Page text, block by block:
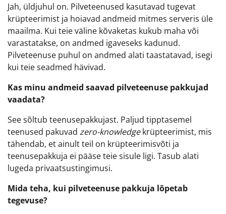
Jah, üldjuhul on. Pilveteenused kasutavad tugevat
krüpteerimist ja hoiavad andmeid mitmes serveris üle
maailma. Kui teie väline kõvaketas kukub maha või
varastatakse, on andmed igaveseks kadunud.
Pilveteenuse puhul on andmed alati taastatavad, isegi
kui teie seadmed hävivad.
Kas minu andmeid saavad pilveteenuse pakkujad
vaadata?
See sõltub teenusepakkujast. Paljud tipptasemel
teenused pakuvad zero-knowledgekrüpteerimist, mis
tähendab, et ainult teil on krüpteerimisvõti ja
teenusepakkuja ei pääse teie sisule ligi. Tasub alati
lugeda privaatsustingimusi.
Mida teha, kui pilveteenuse pakkuja lõpetab
tegevuse?